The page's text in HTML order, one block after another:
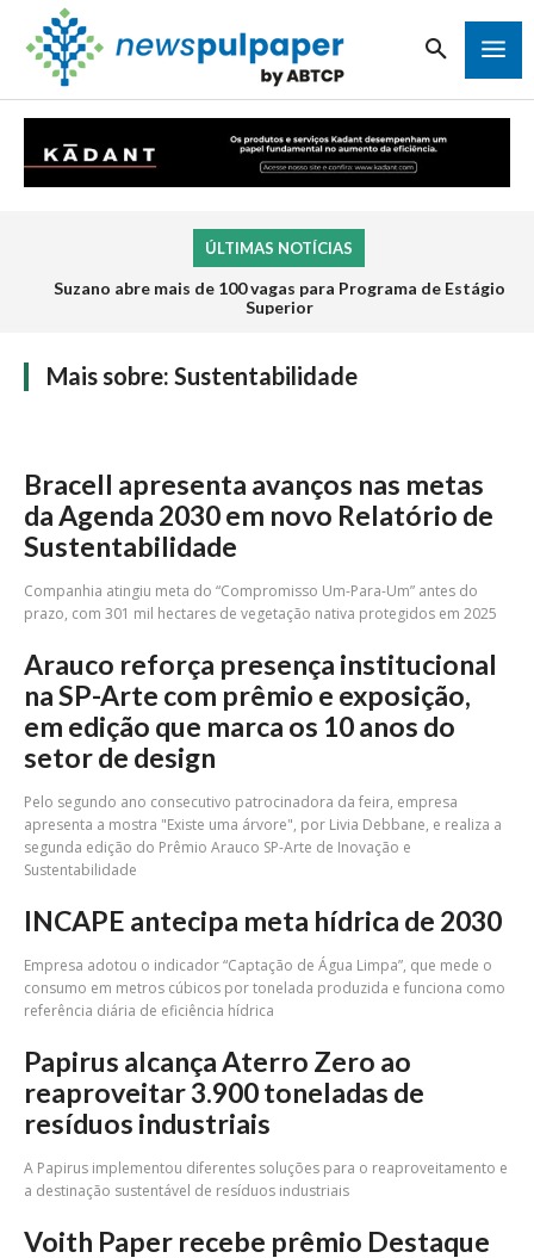
ÚLTIMAS NOTÍCIAS
Suzano abre mais de 100 vagas para Programa de Estágio
Superior
Mais sobre: Sustentabilidade
Bracell apresenta avanços nas metas
da Agenda 2030 em novo Relatório de
Sustentabilidade
Companhia atingiu meta do “Compromisso Um-Para-Um” antes do
prazo, com 301 mil hectares de vegetação nativa protegidos em 2025
Arauco reforça presença institucional
na SP-Arte com prêmio e exposição,
em edição que marca os 10 anos do
setor de design
Pelo segundo ano consecutivo patrocinadora da feira, empresa
apresenta a mostra "Existe uma árvore", por Livia Debbane, e realiza a
segunda edição do Prêmio Arauco SP-Arte de Inovação e
Sustentabilidade
INCAPE antecipa meta hídrica de 2030
Empresa adotou o indicador “Captação de Água Limpa”, que mede o
consumo em metros cúbicos por tonelada produzida e funciona como
referência diária de eficiência hídrica
Papirus alcança Aterro Zero ao
reaproveitar 3.900 toneladas de
resíduos industriais
A Papirus implementou diferentes soluções para o reaproveitamento e
a destinação sustentável de resíduos industriais
Voith Paper recebe prêmio Destaque